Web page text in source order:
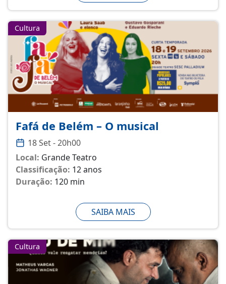
Cultura
Fafá de Belém – O musical
18 Set - 20h00
Local: Grande Teatro
Classificação: 12 anos
Duração: 120 min
SAIBA MAIS
Cultura